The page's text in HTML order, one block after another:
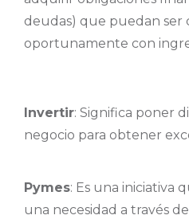
deudas) que puedan ser
oportunamente con
Invertir: Significa poner
negocio para obtener
Pymes: Es una iniciativa
una necesidad a través